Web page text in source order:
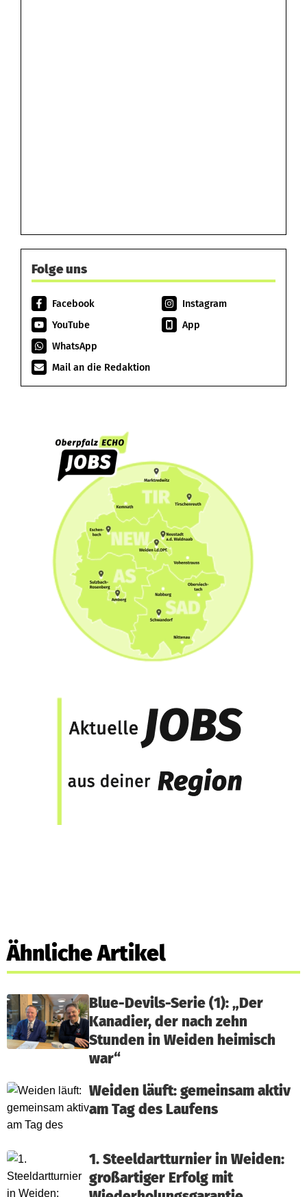
Folge uns
Facebook
Instagram
YouTube
App
WhatsApp
Mail an die Redaktion
Ähnliche Artikel
Blue-Devils-Serie (1): „Der
Kanadier, der nach zehn
Stunden in Weiden heimisch
war“
Weiden läuft: gemeinsam aktiv
am Tag des Laufens
1. Steeldartturnier in Weiden:
großartiger Erfolg mit